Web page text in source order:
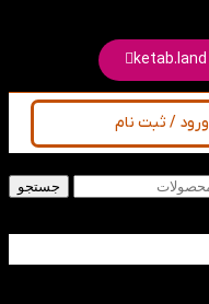
ketab.land
ورود / ثبت نام
جستجو